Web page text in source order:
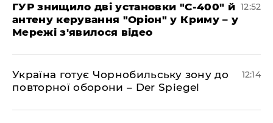
ГУР знищило дві установки "С-400" й
антену керування "Оріон" у Криму – у
Мережі з'явилося відео
12:52
Україна готує Чорнобильську зону до
повторної оборони – Der Spiegel
12:14